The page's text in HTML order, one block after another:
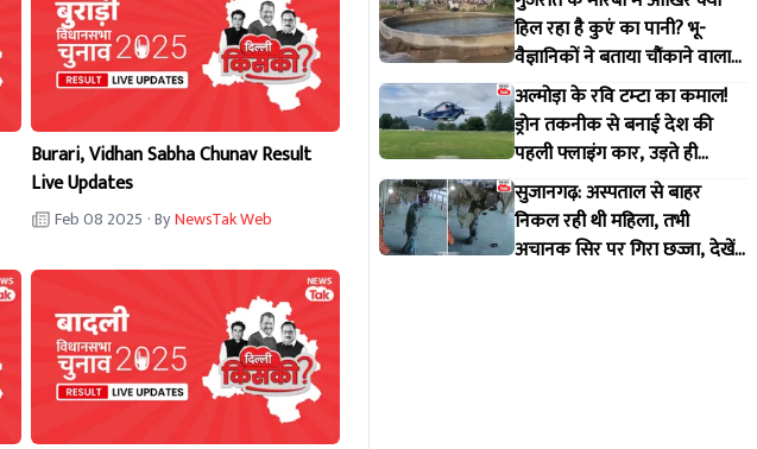
Burari, Vidhan Sabha Chunav Result
Live Updates
Feb 08 2025 · ByNewsTak Web
हिल रहा है कुएं का पानी? भू-
वैज्ञानिकों ने बताया चौंकाने वाला
सच
अल्मोड़ा के रवि टम्टा का कमाल!
ड्रोन तकनीक से बनाई देश की
पहली फ्लाइंग कार, उड़ते ही
वायरल हुआ वीडियो
सुजानगढ़: अस्पताल से बाहर
निकल रही थी महिला, तभी
अचानक सिर पर गिरा छज्जा, देखें